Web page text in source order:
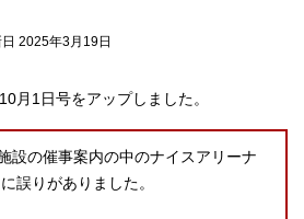
2025年3月19日
月1日号をアップしました。
設の催事案内の中のナイスアリーナ
誤りがありました。